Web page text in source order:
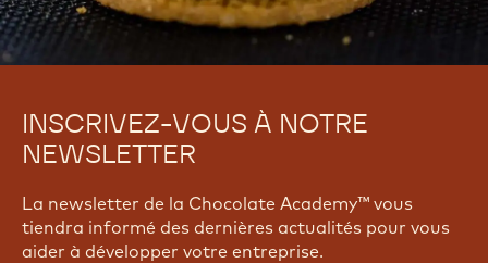
INSCRIVEZ-VOUS À NOTRE
NEWSLETTER
La newsletter de la Chocolate Academy™ vous
tiendra informé des dernières actualités pour vous
aider à développer votre entreprise.